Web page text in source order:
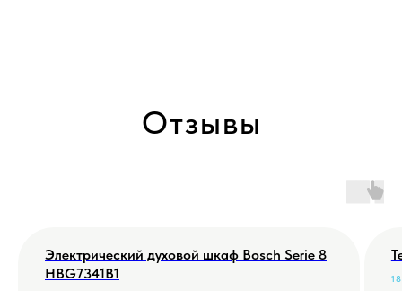
Отзывы
Электрический духовой шкаф Bosch Serie 8
HBG7341B1